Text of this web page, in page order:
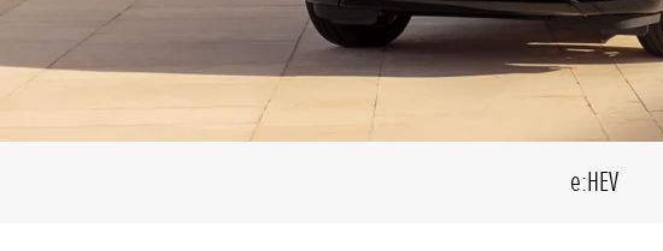
e:HEV